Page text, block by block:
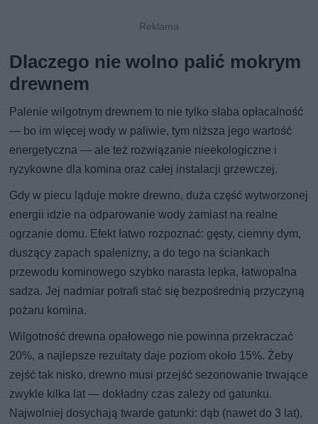
Dlaczego nie wolno palić mokrym
drewnem
Palenie wilgotnym drewnem to nie tylko słaba opłacalność
— bo im więcej wody w paliwie, tym niższa jego wartość
energetyczna — ale też rozwiązanie nieekologiczne i
ryzykowne dla komina oraz całej instalacji grzewczej.
Gdy w piecu ląduje mokre drewno, duża część wytworzonej
energii idzie na odparowanie wody zamiast na realne
ogrzanie domu. Efekt łatwo rozpoznać: gęsty, ciemny dym,
duszący zapach spalenizny, a do tego na ściankach
przewodu kominowego szybko narasta lepka, łatwopalna
sadza. Jej nadmiar potrafi stać się bezpośrednią przyczyną
pożaru komina.
Wilgotność drewna opałowego nie powinna przekraczać
20%, a najlepsze rezultaty daje poziom około 15%. Żeby
zejść tak nisko, drewno musi przejść sezonowanie trwające
zwykle kilka lat — dokładny czas zależy od gatunku.
Najwolniej dosychają twarde gatunki: dąb (nawet do 3 lat),